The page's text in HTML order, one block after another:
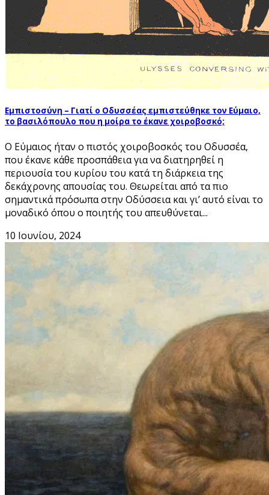
Εμπιστοσύνη – Γιατί ο Οδυσσέας εμπιστεύθηκε τον Εύμαιο,
το βασιλόπουλο που η μοίρα το έκανε χοιροβοσκό;
Ο Εύμαιος ήταν ο πιστός χοιροβοσκός του Οδυσσέα,
που έκανε κάθε προσπάθεια για να διατηρηθεί η
περιουσία του κυρίου του κατά τη διάρκεια της
δεκάχρονης απουσίας του. Θεωρείται από τα πιο
σημαντικά πρόσωπα στην Οδύσσεια και γι’ αυτό είναι το
μοναδικό όπου ο ποιητής του απευθύνεται...
10 Ιουνίου, 2024